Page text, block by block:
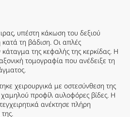
υπέστη κάκωση του δεξιού
τη βάδιση. Οι απλές
κάταγμα της κεφαλής της κερκίδας. Η
τομογραφία που ανέδειξε τη
χειρουργικά με οστεσύνθεση της
προφίλ αυλοφόρες βίδες. Η
ανέκτησε πλήρη